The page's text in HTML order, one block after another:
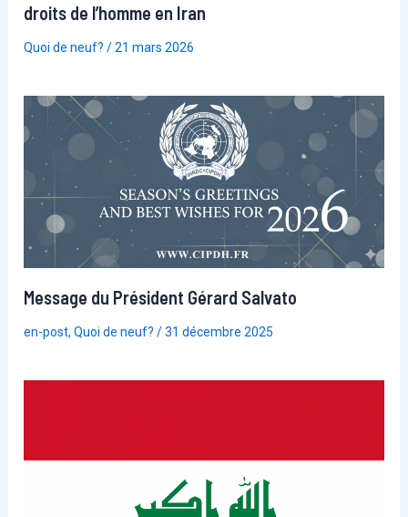
droits de l’homme en Iran
Quoi de neuf? /21 mars 2026
Message du Président Gérard Salvato
en-post,Quoi de neuf? /31 décembre 2025